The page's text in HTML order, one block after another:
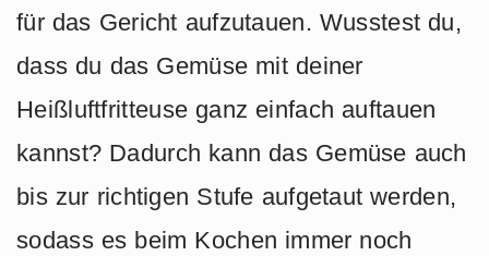
für das Gericht aufzutauen. Wusstest du,
dass du das Gemüse mit deiner
Heißluftfritteuse ganz einfach auftauen
kannst? Dadurch kann das Gemüse auch
bis zur richtigen Stufe aufgetaut werden,
sodass es beim Kochen immer noch